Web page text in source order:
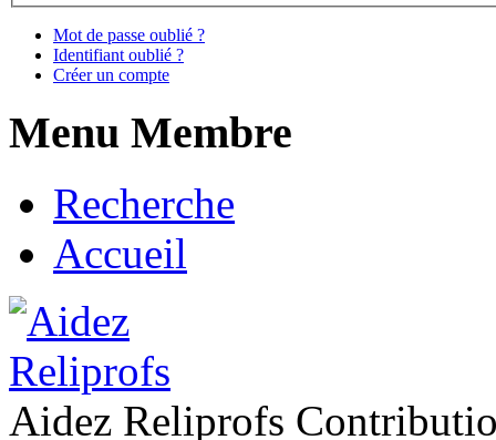
Mot de passe oublié ?
Identifiant oublié ?
Créer un compte
Menu Membre
Recherche
Accueil
Aidez Reliprofs